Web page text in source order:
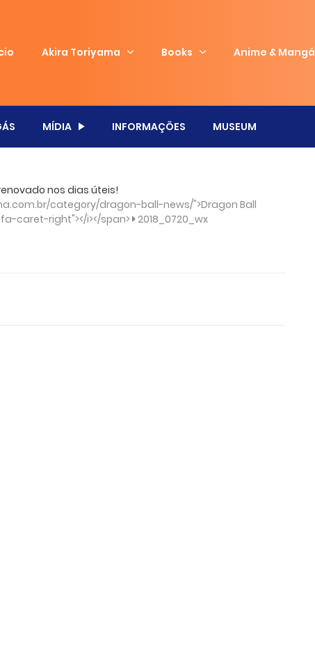
Akira Toriyama Books Anime & Mangá
MÍDIA INFORMAÇÕES MUSEUM
nos dias úteis!
category/dragon-ball-news/">Dragon Ball
caret-right"></i></span> 2018_0720_wx